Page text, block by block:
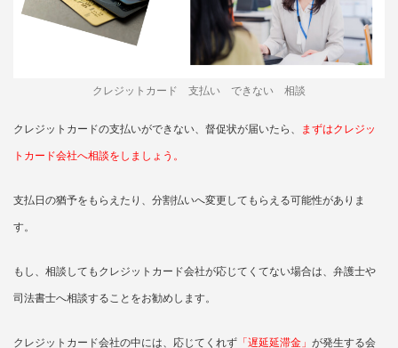
クレジットカード 支払い できない 相談
クレジットカードの支払いができない、督促状が届いたら、 まずはクレジッ
トカード会社へ相談をしましょう。
支払日の猶予をもらえたり、分割払いへ変更してもらえる可能性がありま
す。
もし、相談してもクレジットカード会社が応じてくてない場合は、弁護士や
司法書士へ相談することをお勧めします。
クレジットカード会社の中には、応じてくれず 「遅延延滞金」 が発生する会